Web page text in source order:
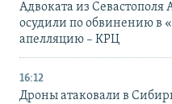
Адвоката из Севастополя
осудили по обвинению в
апелляцию – КРЦ
16:12
Дроны атаковали в